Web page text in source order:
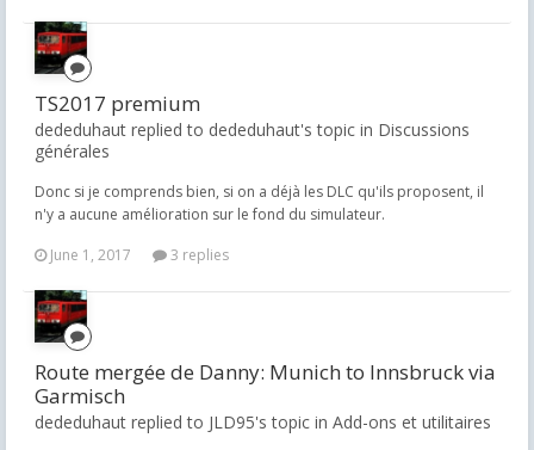
TS2017 premium
dededuhaut replied to dededuhaut's topic in Discussions
générales
Donc si je comprends bien, si on a déjà les DLC qu'ils proposent, il
n'y a aucune amélioration sur le fond du simulateur.
June 1, 2017
3 replies
Route mergée de Danny: Munich to Innsbruck via
Garmisch
dededuhaut replied to JLD95's topic in Add-ons et utilitaires